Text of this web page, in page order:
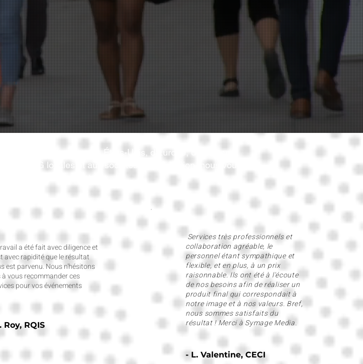
clients du Canada, des États-Unis, d'Europe, du Moyen-
aux ONG locales et aux sociétés de production, nous vous
a été fait avec diligence et
avec rapidité que le résultat
est parvenu. Nous n'hésitons
à vous recommander ces
pour vos événements
Roy, RQIS
Services très professionnels et
collaboration agréable, le
personnel étant sympathique et
flexible, et en plus, à un prix
raisonnable. Ils ont été à l'écoute
de nos besoins afin de réaliser un
produit final qui correspondait à
notre image et à nos valeurs. Bref,
nous sommes satisfaits du
résultat ! Merci à Symage Media.
- L. Valentine, CECI